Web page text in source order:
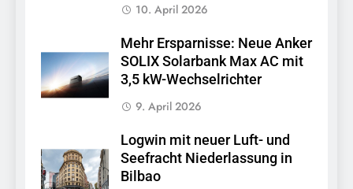
10. April 2026
Mehr Ersparnisse: Neue Anker
SOLIX Solarbank Max AC mit
3,5 kW-Wechselrichter
9. April 2026
Logwin mit neuer Luft- und
Seefracht Niederlassung in
Bilbao